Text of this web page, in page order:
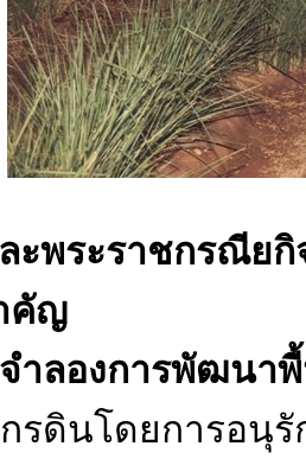
ะพระราชกรณีย
คัญ
ำลองการพัฒน
รดินโดยการอนุ